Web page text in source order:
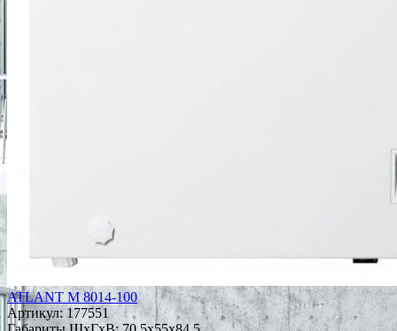
ATLANT М 8014-100
Артикул:177551